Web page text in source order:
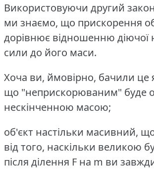
Використовуючи другий
ми знаємо, що прискорення
дорівнює відношенню діючої
сили до його маси.
Хоча ви, ймовірно, бачили це
що "неприскорюваним" буде
нескінченною масою;
об'єкт настільки масивний,
від того, наскільки великою
після ділення F на m ви